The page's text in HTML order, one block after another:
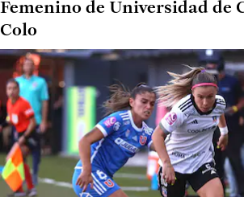
Femenino de Universidad de
Colo